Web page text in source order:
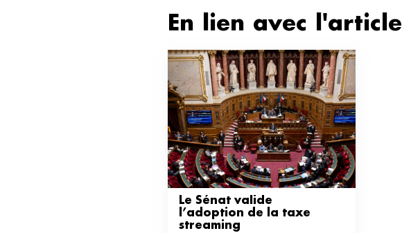
En lien avec l'article
Le Sénat valide
l’adoption de la taxe